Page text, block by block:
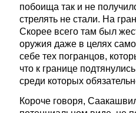
побоища так и не
стрелять не стали. На
Скорее всего там был
оружия даже в целях
себе тех погранцов,
что к границе
среди которых
Короче говоря,